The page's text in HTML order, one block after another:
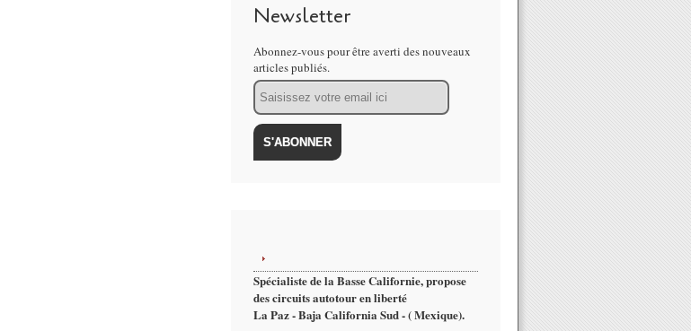
Newsletter
Abonnez-vous pour être averti des nouveaux
articles publiés.
Email
Spécialiste de la Basse Californie, propose
des circuits autotour en liberté
La Paz - Baja California Sud - ( Mexique).